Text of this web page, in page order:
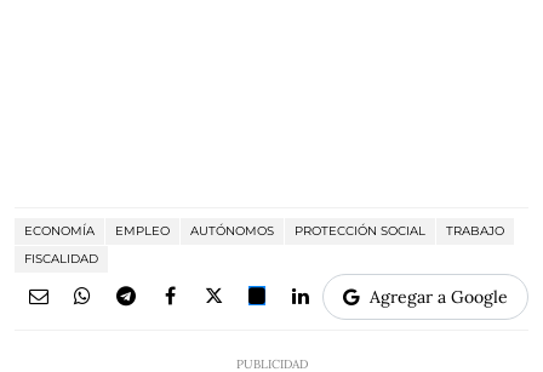
ECONOMÍA EMPLEO AUTÓNOMOS PROTECCIÓN SOCIAL
TRABAJO
FISCALIDAD
Agregar a Google